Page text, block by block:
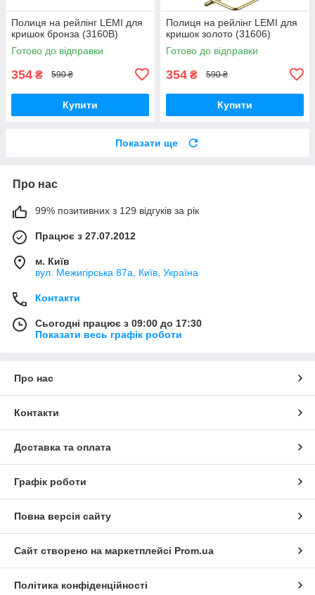
Полиця на рейлінг LEMI для
кришок бронза (3160В)
Готово до відправки
354 ₴ 590 ₴
Купити
Полиця на рейлінг LEMI для
кришок золото (31606)
Готово до відправки
354 ₴ 590 ₴
Купити
Показати ще
Про нас
99% позитивних з 129 відгуків за рік
Працює з 27.07.2012
м. Київ
вул. Межигірська 87а, Київ, Україна
Контакти
Сьогодні працює з 09:00 до 17:30
Показати весь графік роботи
Про нас
Контакти
Доставка та оплата
Графік роботи
Повна версія сайту
Сайт створено на маркетплейсі Prom.ua
Політика конфіденційності